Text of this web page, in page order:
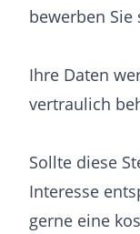
bewerben Sie
Ihre Daten
vertraulich
Sollte diese
Interesse
gerne eine